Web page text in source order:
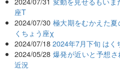
座T
2024/07/30 極大期をむかえた
くちょう座χ
2024/07/18 2024年7月下旬 はく
2024/05/28 爆発が近いと予想
近況